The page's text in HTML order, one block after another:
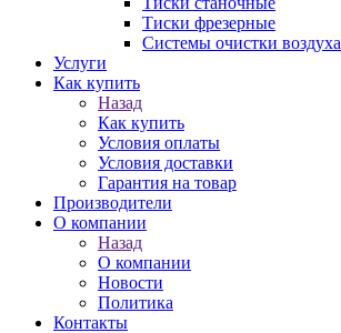
Тиски фрезерные
Системы очистки воздуха
Услуги
Как купить
Назад
Как купить
Условия оплаты
Условия доставки
Гарантия на товар
Производители
О компании
Назад
О компании
Новости
Политика
Контакты